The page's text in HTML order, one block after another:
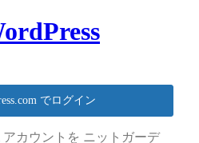
でログイン
アカウントを ニットガーデ